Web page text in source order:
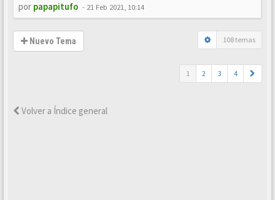
por papapitufo - 21 Feb 2021, 10:14
Nuevo Tema 108 temas
1 2 3 4
Volver a Índice general